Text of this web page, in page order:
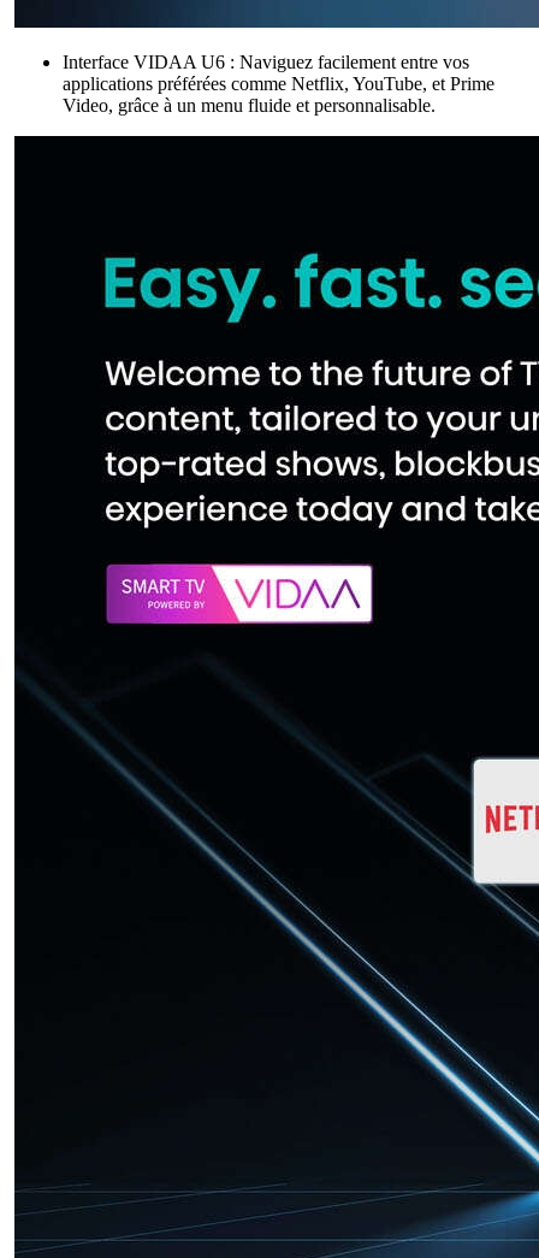
Interface VIDAA U6 : Naviguez facilement entre vos
applications préférées comme Netflix, YouTube, et Prime
Video, grâce à un menu fluide et personnalisable.